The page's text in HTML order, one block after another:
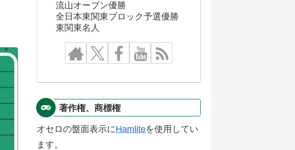
流山オープン優勝
全日本東関東ブロック予選優勝
東関東名人
著作権、商標権
オセロの盤面表示にHamliteを使用してい
ます。